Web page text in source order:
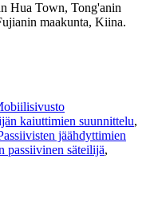
Hua Town, Tong'anin
maakunta, Kiina.
kaiuttimien suunnittelu,
jäähdyttimien
passiivinen säteilijä,